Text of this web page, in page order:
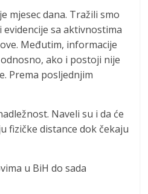
mjesec dana. Tražili smo
sa aktivnostima
Međutim, informacije
ako i postoji nije
Prema posljednjim
Naveli su i da će
fizičke distance dok čekaju
u BiH do sada